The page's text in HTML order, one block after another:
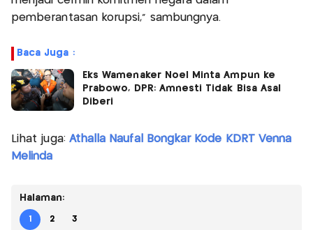
pemberantasan korupsi,” sambungnya.
Baca Juga :
Eks Wamenaker Noel Minta Ampun ke
Prabowo, DPR: Amnesti Tidak Bisa Asal
Diberi
Lihat juga: Athalla Naufal Bongkar Kode KDRT Venna
Melinda
Halaman:
1 2 3